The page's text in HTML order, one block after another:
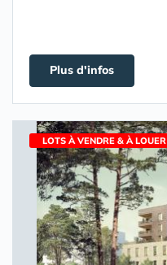
Plus d'infos
LOTS À VENDRE & À LOUER